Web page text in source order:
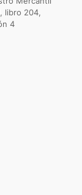
libro 204,
4